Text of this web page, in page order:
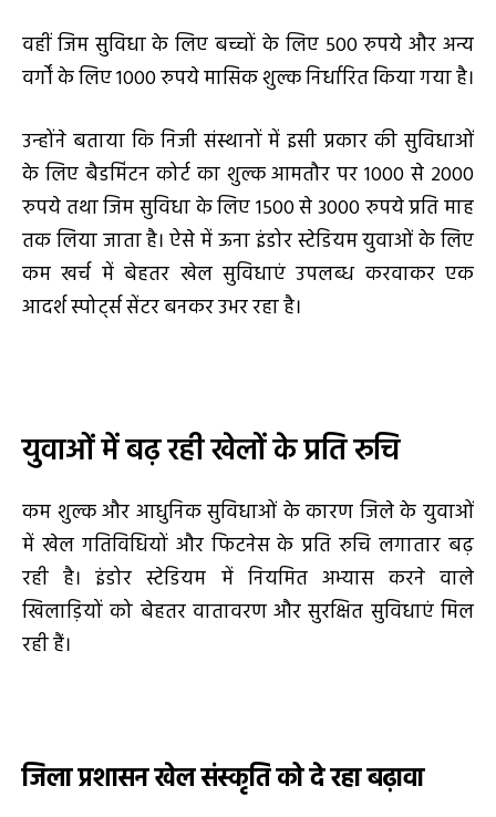
वहीं जिम सुविधा के लिए बच्चों के लिए 500 रुपये और अन्य
वर्गों के लिए 1000 रुपये मासिक शुल्क निर्धारित किया गया है।
उन्होंने बताया कि निजी संस्थानों में इसी प्रकार की सुविधाओं
के लिए बैडमिंटन कोर्ट का शुल्क आमतौर पर 1000 से 2000
रुपये तथा जिम सुविधा के लिए 1500 से 3000 रुपये प्रति माह
तक लिया जाता है। ऐसे में ऊना इंडोर स्टेडियम युवाओं के लिए
कम खर्च में बेहतर खेल सुविधाएं उपलब्ध करवाकर एक
आदर्श स्पोर्ट्स सेंटर बनकर उभर रहा है।
युवाओं में बढ़ रही खेलों के प्रति रुचि
कम शुल्क और आधुनिक सुविधाओं के कारण जिले के युवाओं
में खेल गतिविधियों और फिटनेस के प्रति रुचि लगातार बढ़
रही है। इंडोर स्टेडियम में नियमित अभ्यास करने वाले
खिलाड़ियों को बेहतर वातावरण और सुरक्षित सुविधाएं मिल
रही हैं।
जिला प्रशासन खेल संस्कृति को दे रहा बढ़ावा